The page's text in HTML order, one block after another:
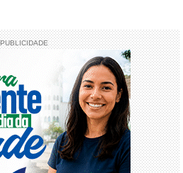
PUBLICIDADE